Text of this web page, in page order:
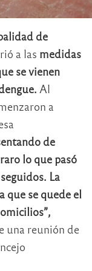
de
a las medidas
se vienen
Al
a
de
lo que pasó
La
que se quede el
una reunión de